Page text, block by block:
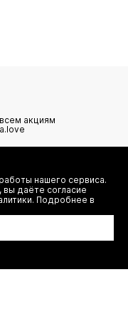
акциям
хранение моих
для получения
от ООО 'БТ
нашего сервиса.
даёте согласие
Подробнее в